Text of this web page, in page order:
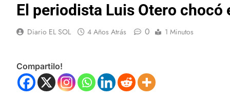
El periodista Luis Otero chocó
Diario EL SOL 4 Años Atrás 0 1 Minutos
Compartilo!